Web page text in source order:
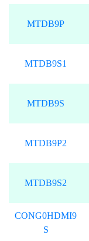
MTDB9P
MTDB9S1
MTDB9S
MTDB9P2
MTDB9S2
CONG0HDMI9
S